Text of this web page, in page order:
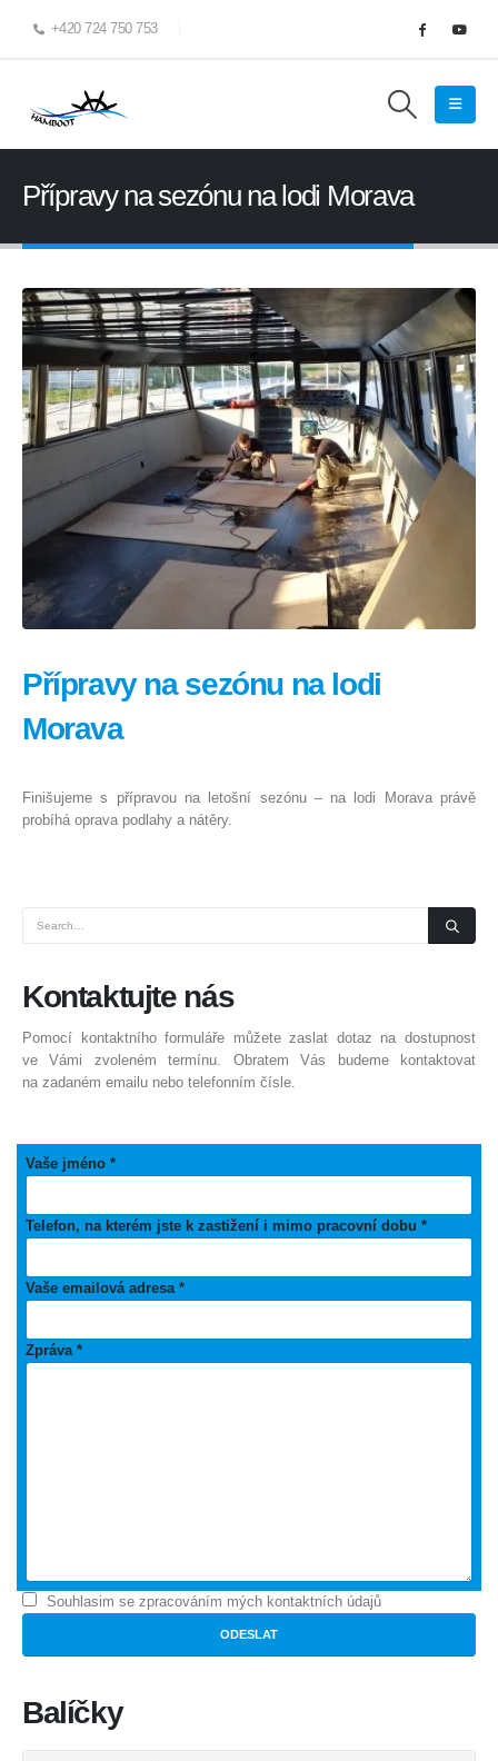
+420 724 750 753
Přípravy na sezónu na lodi Morava
Přípravy na sezónu na lodi
Morava
Finišujeme s přípravou na letošní sezónu – na lodi Morava právě
probíhá oprava podlahy a nátěry.
Kontaktujtenás
Pomocí kontaktního formuláře můžete zaslat dotaz na dostupnost
ve Vámi zvoleném termínu. Obratem Vás budeme kontaktovat
na zadaném emailu nebo telefonním čísle.
Vaše jméno *
Telefon, na kterém jste k zastižení i mimo pracovní dobu *
Vaše emailová adresa *
Zpráva *
Souhlasim se zpracováním mých kontaktních údajů
Balíčky